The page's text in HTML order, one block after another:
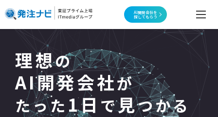
AI開発会社を
探してもらう
理想の
AI開発会社が
たった 1日 で見つかる